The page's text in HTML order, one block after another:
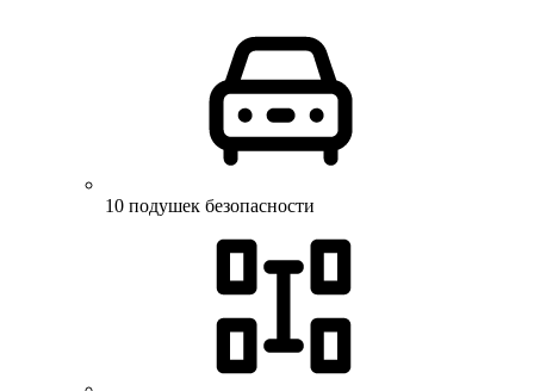
10 подушек безопасности